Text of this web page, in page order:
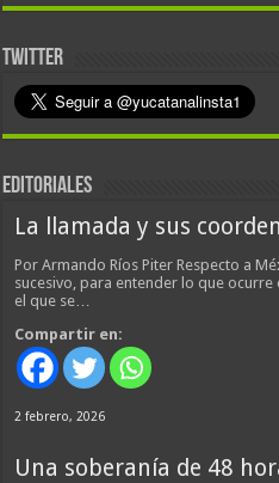
TWITTER
EDITORIALES
La llamada y sus
Por Armando Ríos Piter Respecto a
sucesivo, para entender lo que
el que se…
Compartir en:
2 febrero, 2026
Una soberanía de 48